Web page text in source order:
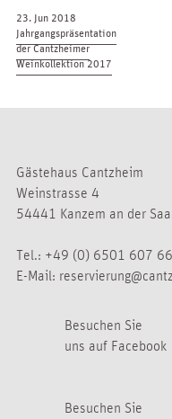
23. Jun 2018
Jahrgangspräsentation
der Cantzheimer
Weinkollektion 2017
Gästehaus Cantzheim
Weinstrasse 4
54441 Kanzem an der
Tel.: +49 (0) 6501 607
E-Mail:
Besuchen Sie
uns auf Facebook
Besuchen Sie